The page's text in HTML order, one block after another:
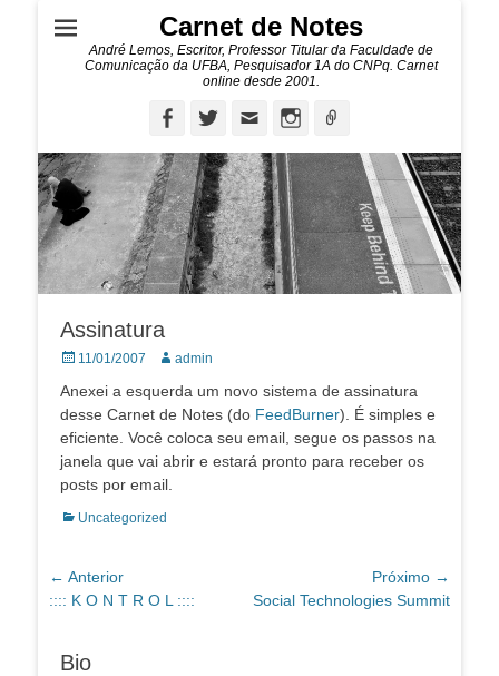
Carnet de Notes
André Lemos, Escritor, Professor Titular da Faculdade de
Comunicação da UFBA, Pesquisador 1A do CNPq. Carnet
online desde 2001.
FacebookTwitterEmail Instagram
Assinatura
Posted
11/01/2007 Autor:admin
Anexei a esquerda um novo sistema de assinatura
desse Carnet de Notes (do FeedBurner). É simples e
eficiente. Você coloca seu email, segue os passos na
janela que vai abrir e estará pronto para receber os
posts por email.
Categorias:
Uncategorized
Navegação
de
← Anterior
Post
:::: K O N T R O L ::::
Próximo →
Próximo
Social Technologies Summit
Bio